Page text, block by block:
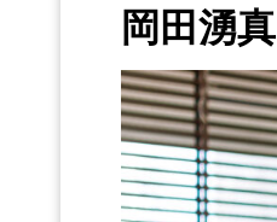
岡田湧真